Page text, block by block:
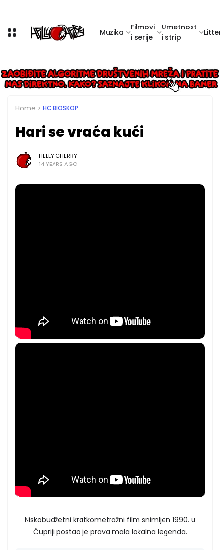
Muzika
Filmovi
i serije
Umetnost
i strip
Home HC BIOSKOP
Hari se vraća kući
HELLY CHERRY
14 YEARS AGO
Niskobudžetni kratkometražni film snimljen 1990. u
Ćupriji postao je prava mala lokalna legenda.